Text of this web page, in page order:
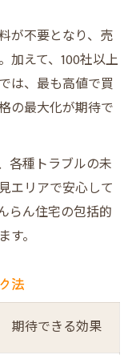
が不要となり、売
加えて、100社以上
は、最も高値で買
の最大化が期待で
各種トラブルの未
エリアで安心して
らん住宅の包括的
。
法
期待できる効果